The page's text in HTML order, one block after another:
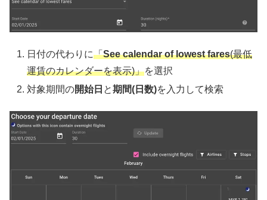
日付の代わりに「See calendar of lowest fares(最低
運賃のカレンダーを表示)」を選択
対象期間の開始日 と期間(日数)を入力して検索